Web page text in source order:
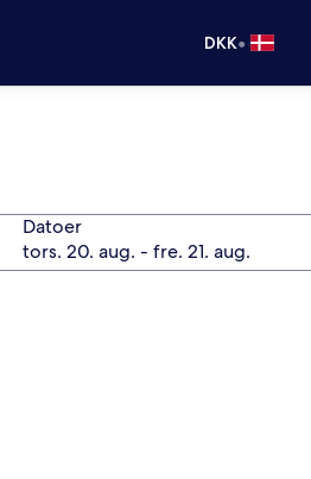
DKK•
Datoer